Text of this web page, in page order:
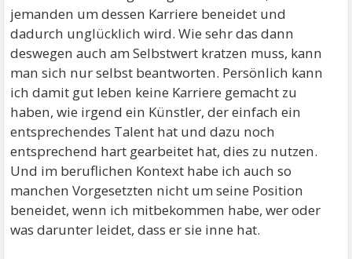
jemanden um dessen Karriere beneidet und
dadurch unglücklich wird. Wie sehr das dann
deswegen auch am Selbstwert kratzen muss, kann
man sich nur selbst beantworten. Persönlich kann
ich damit gut leben keine Karriere gemacht zu
haben, wie irgend ein Künstler, der einfach ein
entsprechendes Talent hat und dazu noch
entsprechend hart gearbeitet hat, dies zu nutzen.
Und im beruflichen Kontext habe ich auch so
manchen Vorgesetzten nicht um seine Position
beneidet, wenn ich mitbekommen habe, wer oder
was darunter leidet, dass er sie inne hat.